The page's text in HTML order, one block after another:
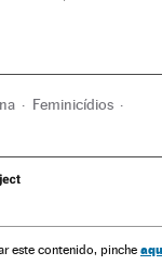
Feminicídios
gênero
este contenido, pinche